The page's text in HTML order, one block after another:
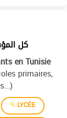
كل
en Tunisie
primaires,
LYCÉE